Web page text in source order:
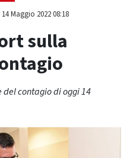
14 Maggio 2022 08:18
sulla
contagio di oggi 14